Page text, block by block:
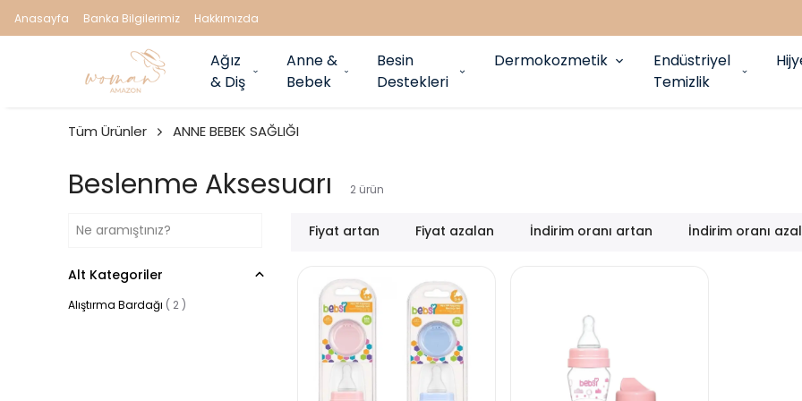
Anasayfa Banka Bilgilerimiz Hakkımızda
Ağız
& Diş
Anne &
Bebek
Besin
Destekleri
Dermokozmetik
Endüstriyel
Temizlik
Tüm Ürünler ANNE BEBEK SAĞLIĞI
Beslenme Aksesuarı 2 ürün
Fiyat artan Fiyat azalan İndirim oranı artan İndirim oranı
Alt Kategoriler
Alıştırma Bardağı ( 2 )